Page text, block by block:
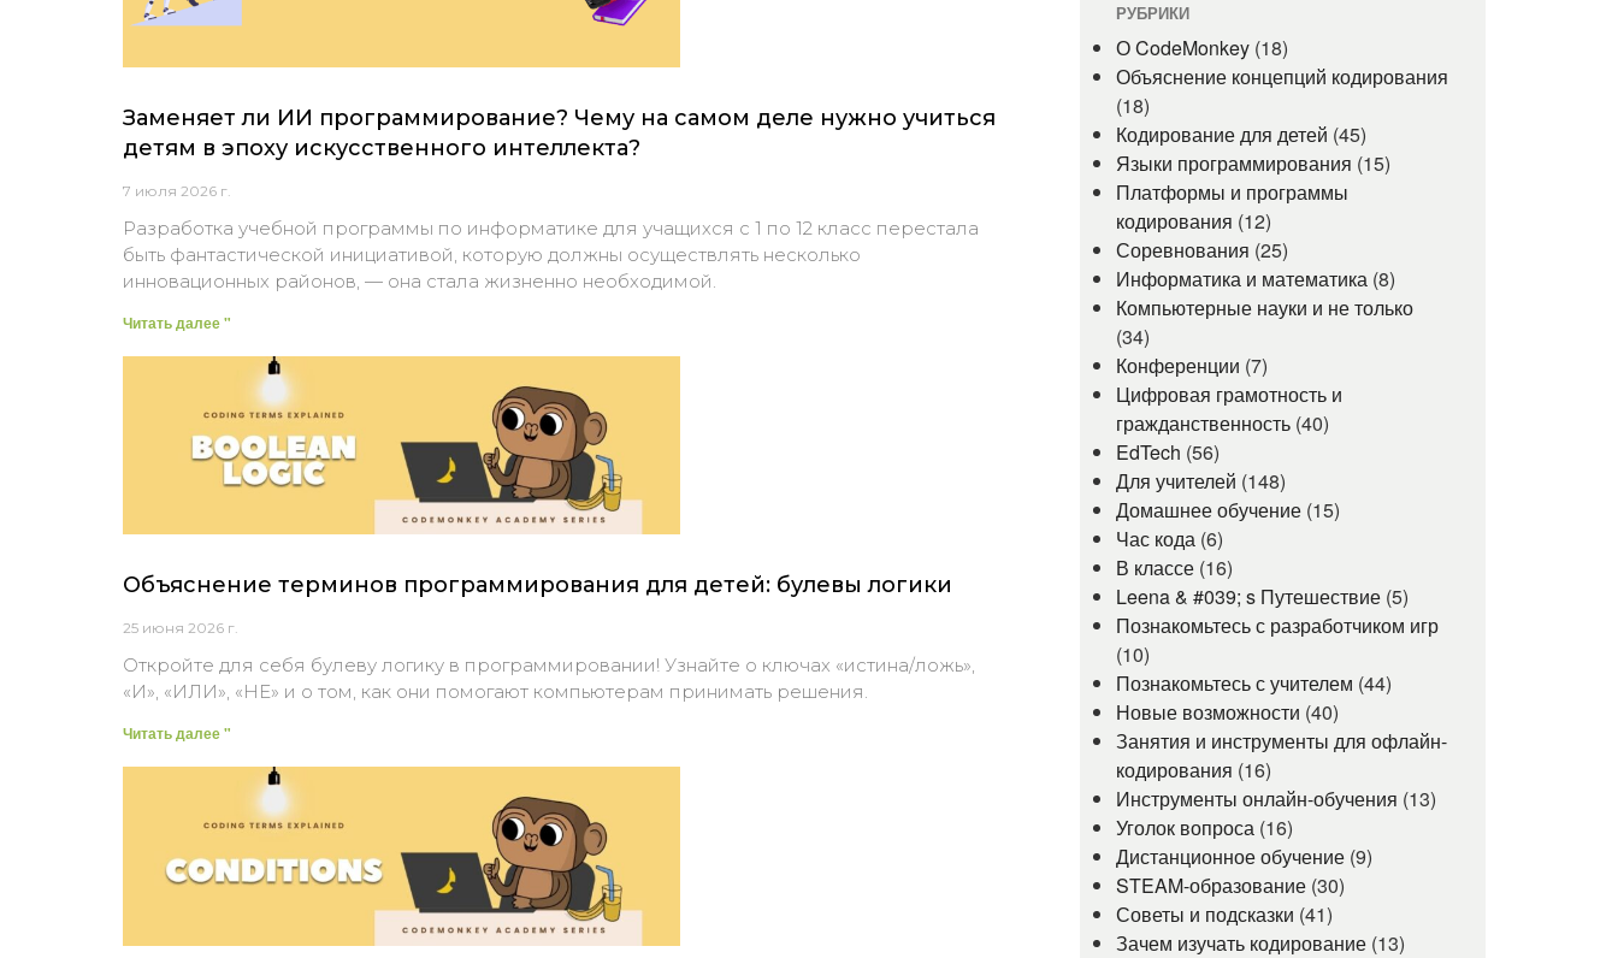
Заменяет ли ИИ программирование? Чему на самом деле нужно учиться
детям в эпоху искусственного интеллекта?
7 июля 2026 г.
Разработка учебной программы по информатике для учащихся с 1 по 12 класс перестала
быть фантастической инициативой, которую должны осуществлять несколько
инновационных районов, — она стала жизненно необходимой.
Читать далее "
Объяснение терминов программирования для детей: булевы логики
25 июня 2026 г.
Откройте для себя булеву логику в программировании! Узнайте о ключах «истина/ложь»,
«И», «ИЛИ», «НЕ» и о том, как они помогают компьютерам принимать решения.
Читать далее "
РУБРИКИ
О CodeMonkey (18)
Объяснение концепций кодирования
(18)
Кодирование для детей (45)
Языки программирования (15)
Платформы и программы
кодирования (12)
Соревнования (25)
Информатика и математика (8)
Компьютерные науки и не только
(34)
Конференции (7)
Цифровая грамотность и
гражданственность (40)
EdTech (56)
Для учителей (148)
Домашнее обучение (15)
Час кода (6)
В классе (16)
Leena & #039; s Путешествие (5)
Познакомьтесь с разработчиком игр
(10)
Познакомьтесь с учителем (44)
Новые возможности (40)
Занятия и инструменты для офлайн-
кодирования (16)
Инструменты онлайн-обучения (13)
Уголок вопроса (16)
Дистанционное обучение (9)
STEAM-образование (30)
Советы и подсказки (41)
Зачем изучать кодирование (13)